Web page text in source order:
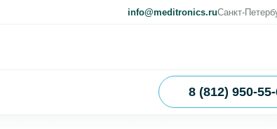
info@meditronics.ruСанкт-
8 (812) 950-